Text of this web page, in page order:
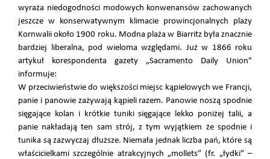
wyraża niedogodności modowych konwenansów zachowanych
jeszcze w konserwatywnym klimacie prowincjonalnych plaży
Kornwalii około 1900 roku. Modna plaża w Biarritz była znacznie
bardziej liberalna, pod wieloma względami. Już w 1866 roku
artykuł korespondenta gazety „Sacramento Daily Union”
informuje:
W przeciwieństwie do większości miejsc kąpielowych we Francji,
panie i panowie zażywają kąpieli razem. Panowie noszą spodnie
sięgające kolan i krótkie tuniki sięgające lekko poniżej talii, a
panie nakładają ten sam strój, z tym wyjątkiem że spodnie i
tunika są zazwyczaj dłuższe. Niemała jednak liczba pań, które są
właścicielkami szczególnie atrakcyjnych „mollets” (fr. „łydki” –